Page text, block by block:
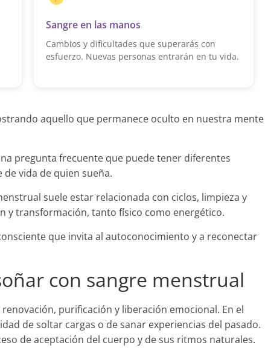
Sangre en las manos
Cambios y dificultades que superarás con
esfuerzo. Nuevas personas entrarán en tu vida.
aquello que permanece oculto en nuestra mente
pregunta frecuente que puede tener diferentes
vida de quien sueña.
suele estar relacionada con ciclos, limpieza y
y transformación, tanto físico como energético.
que invita al autoconocimiento y a reconectar
con sangre menstrual
purificación y liberación emocional. En el
de soltar cargas o de sanar experiencias del pasado.
de aceptación del cuerpo y de sus ritmos naturales.